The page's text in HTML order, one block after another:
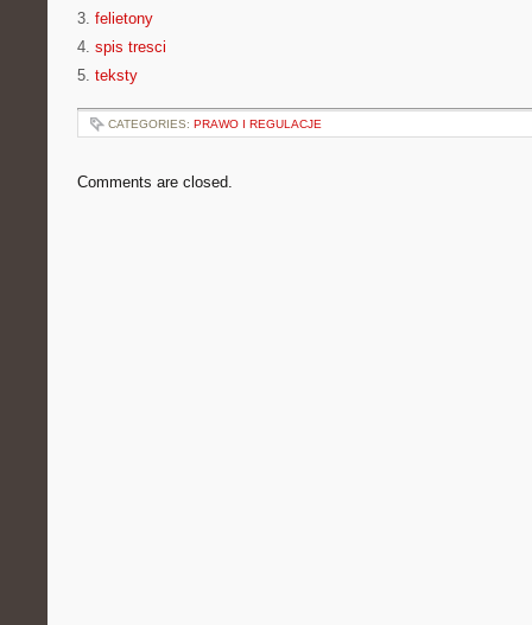
3. felietony
4. spis tresci
5. teksty
CATEGORIES: PRAWO I REGULACJE
Comments are closed.